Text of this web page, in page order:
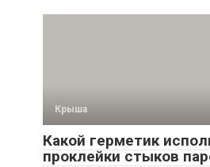
Крыша
Какой герметик
проклейки стыков